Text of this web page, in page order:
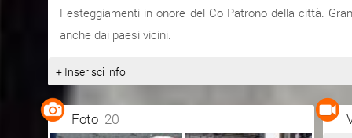
Festeggiamenti in onore del Co Patrono della città.
anche dai paesi vicini.
+ Inserisci info
Foto 20